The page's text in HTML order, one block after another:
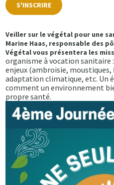
S'INSCRIRE
Veiller sur le végétal pour une
Marine Haas, responsable des
Végétal vous présentera les
organisme à vocation sanitaire
enjeux (ambroisie,
adaptation climatique, etc. Un
comment un environnement
propre santé.